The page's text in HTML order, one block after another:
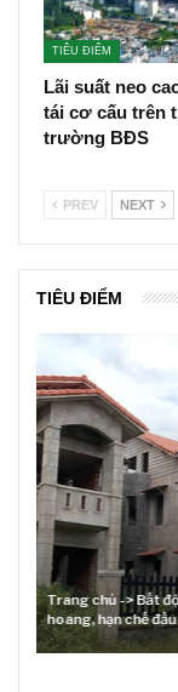
TIÊU ĐIỂM
Lãi suất neo
tái cơ cấu trên
trường BĐS
PREV NEXT
TIÊU ĐIỂM
Lãi suất neo